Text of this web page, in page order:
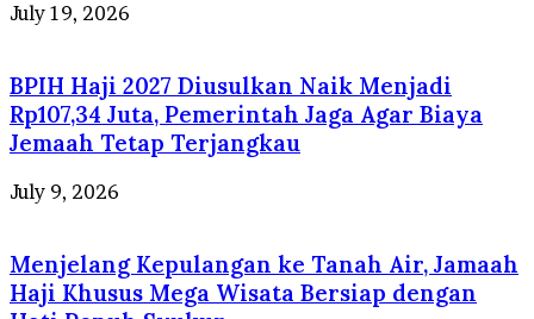
July 19, 2026
BPIH Haji 2027 Diusulkan Naik Menjadi
Rp107,34 Juta, Pemerintah Jaga Agar Biaya
Jemaah Tetap Terjangkau
July 9, 2026
Menjelang Kepulangan ke Tanah Air, Jamaah
Haji Khusus Mega Wisata Bersiap dengan